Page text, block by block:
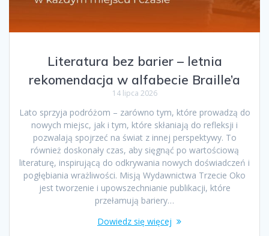
Literatura bez barier – letnia
rekomendacja w alfabecie Braille’a
14 lipca 2026
Lato sprzyja podróżom – zarówno tym, które prowadzą do
nowych miejsc, jak i tym, które skłaniają do refleksji i
pozwalają spojrzeć na świat z innej perspektywy. To
również doskonały czas, aby sięgnąć po wartościową
literaturę, inspirującą do odkrywania nowych doświadczeń i
pogłębiania wrażliwości. Misją Wydawnictwa Trzecie Oko
jest tworzenie i upowszechnianie publikacji, które
przełamują bariery…
Dowiedz się więcej